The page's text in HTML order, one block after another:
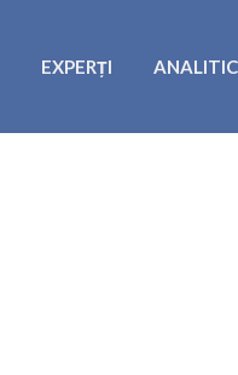
EXPERȚI